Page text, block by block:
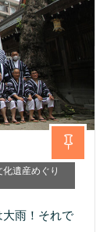
遺産めぐり
雨！それで